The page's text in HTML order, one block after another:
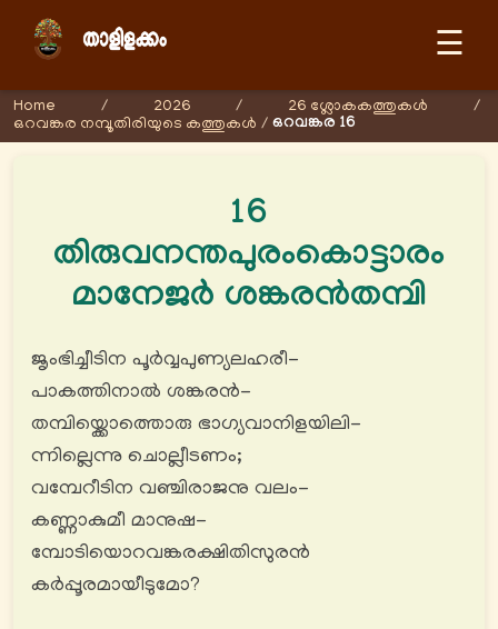
☰
Home / 2026 / 26 ശ്ലോകകത്തുകള്‍
/
ഒറവങ്കര നമ്പൂതിരിയുടെ കത്തുകള്‍ / ഒറവങ്കര 16
16
തിരുവനന്തപുരംകൊട്ടാരം
മാനേജർ ശങ്കരൻതമ്പി
ജൃംഭിച്ചീടിന പൂർവ്വപുണ്യലഹരീ-
പാകത്തിനാൽ ശങ്കരൻ-
തമ്പിയ്ക്കൊത്തൊരു ഭാഗ്യവാനിളയിലി-
ന്നില്ലെന്നു ചൊല്ലീടണം;
വമ്പേറീടിന വഞ്ചിരാജനു വലം-
കണ്ണാകുമീ മാനുഷ-
മ്പോടിയൊറവങ്കരക്ഷിതിസുരൻ
കർപ്പൂരമായീടുമോ?